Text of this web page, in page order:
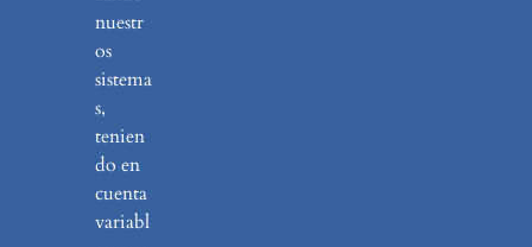
nuestr
os
sistema
s,
tenien
do en
cuenta
variabl